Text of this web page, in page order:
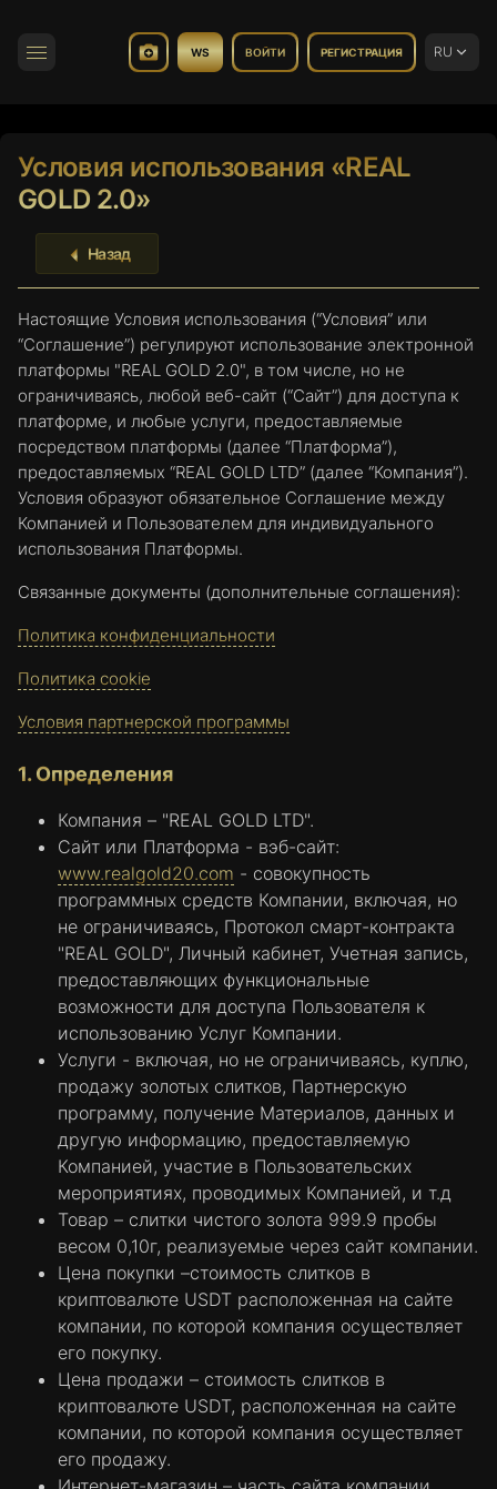
Переключить навигацию
WS ВОЙТИ РЕГИСТРАЦИЯ RU
Условия использования «REAL
GOLD 2.0»
Назад
Настоящие Условия использования (“Условия” или
“Соглашение”) регулируют использование электронной
платформы "REAL GOLD 2.0", в том числе, но не
ограничиваясь, любой веб-сайт (“Сайт”) для доступа к
платформе, и любые услуги, предоставляемые
посредством платформы (далее “Платформа”),
предоставляемых “REAL GOLD LTD” (далее “Компания”).
Условия образуют обязательное Соглашение между
Компанией и Пользователем для индивидуального
использования Платформы.
Связанные документы (дополнительные соглашения):
Политика конфиденциальности
Политика cookie
Условия партнерской программы
1. Определения
Компания – "REAL GOLD LTD".
Сайт или Платформа - вэб-сайт:
www.realgold20.com - совокупность
программных средств Компании, включая, но
не ограничиваясь, Протокол смарт-контракта
"REAL GOLD", Личный кабинет, Учетная запись,
предоставляющих функциональные
возможности для доступа Пользователя к
использованию Услуг Компании.
Услуги - включая, но не ограничиваясь, куплю,
продажу золотых слитков, Партнерскую
программу, получение Материалов, данных и
другую информацию, предоставляемую
Компанией, участие в Пользовательских
мероприятиях, проводимых Компанией, и т.д
Товар – слитки чистого золота 999.9 пробы
весом 0,10г, реализуемые через сайт компании.
Цена покупки –стоимость слитков в
криптовалюте USDT расположенная на сайте
компании, по которой компания осуществляет
его покупку.
Цена продажи – стоимость слитков в
криптовалюте USDT, расположенная на сайте
компании, по которой компания осуществляет
его продажу.